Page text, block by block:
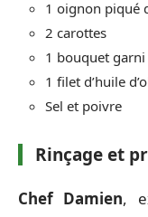
1 oignon piqué
2 carottes
1 bouquet
1 filet d’huile
Sel et poivre
Rinçage et
Chef Damien,